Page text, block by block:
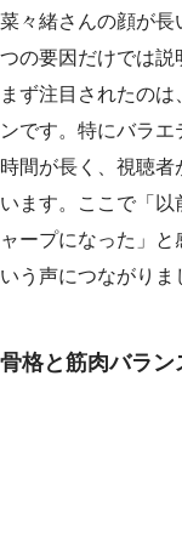
菜々緒さんの顔が長
つの要因だけでは説
まず注目されたの
ンです。特にバラ
時間が長く、視聴
います。ここで「
ャープになった」
いう声につながりま
骨格と筋肉バラ